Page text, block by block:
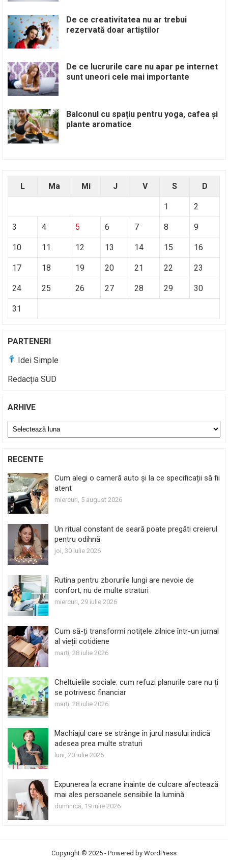
De ce creativitatea nu ar trebui
rezervată doar artiștilor
De ce lucrurile care nu apar pe internet
sunt uneori cele mai importante
Balconul cu spațiu pentru yoga, cafea și
plante aromatice
L Ma Mi J V S D
1 2
3 4 5 6 7 8 9
10 11 12 13 14 15 16
17 18 19 20 21 22 23
24 25 26 27 28 29 30
31
PARTENERI
Idei Simple
Redacția SUD
ARHIVE
Arhive
RECENTE
Cum alegi o cameră auto și la ce specificații să fii
atent
miercuri, 5 august 2026
Un ritual constant de seară poate pregăti creierul
pentru odihnă
joi, 30 iulie 2026
Rutina pentru zborurile lungi are nevoie de
confort, nu de multe straturi
miercuri, 29 iulie 2026
Cum să-ți transformi notițele zilnice într-un jurnal
al vieții cotidiene
marți, 28 iulie 2026
Cheltuielile sociale: cum refuzi planurile care nu ți
se potrivesc financiar
marți, 28 iulie 2026
Machiajul care se strânge în jurul nasului indică
adesea prea multe straturi
luni, 20 iulie 2026
Expunerea la ecrane înainte de culcare afectează
mai ales persoanele sensibile la lumină
duminică, 19 iulie 2026
Copyright © 2025 - Powered by WordPress